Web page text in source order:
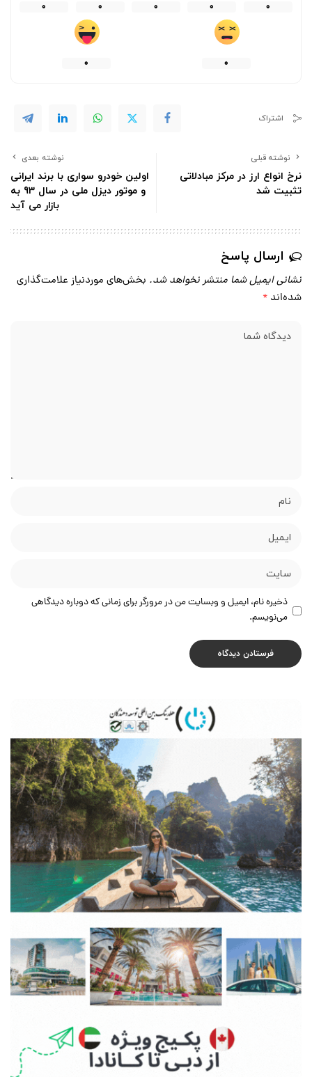
0
0
0
0
0
0
0
اشتراک
نوشته قبلی
نرخ انواع ارز در مرکز مبادلاتی
تثبیت شد
نوشته بعدی
اولین خودرو سواری با برند ایرانی
و موتور دیزل ملی در سال 93 به
بازار می آید
ارسال پاسخ
نشانی ایمیل شما منتشر نخواهد شد. بخش‌های موردنیاز علامت‌گذاری
شده‌اند *
ذخیره نام، ایمیل و وبسایت من در مرورگر برای زمانی که دوباره دیدگاهی
می‌نویسم.